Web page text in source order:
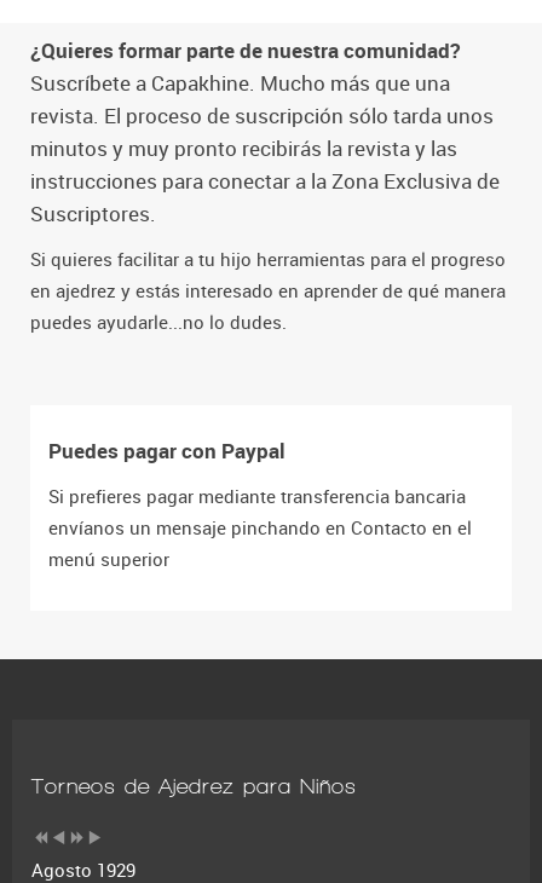
¿Quieres formar parte de nuestra comunidad?
Suscríbete a Capakhine. Mucho más que una
revista. El proceso de suscripción sólo tarda unos
minutos y muy pronto recibirás la revista y las
instrucciones para conectar a la Zona Exclusiva de
Suscriptores.
Si quieres facilitar a tu hijo herramientas para el progreso
en ajedrez y estás interesado en aprender de qué manera
puedes ayudarle...no lo dudes.
Puedes pagar con Paypal
Si prefieres pagar mediante transferencia bancaria
envíanos un mensaje pinchando en Contacto en el
menú superior
Torneos de Ajedrez para Niños
Agosto 1929